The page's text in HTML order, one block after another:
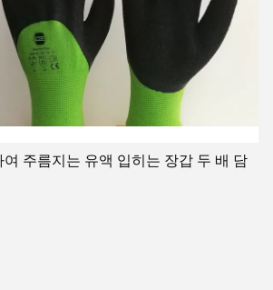
주름지는 유액 입히는 장갑 두 배 담